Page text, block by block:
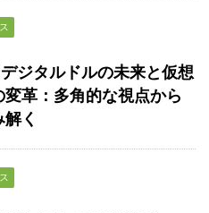
ジタルドルの未来と仮想
変革：多角的な視点から
く